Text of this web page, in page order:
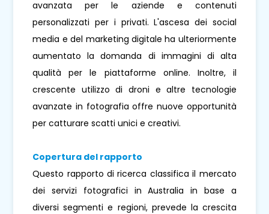
avanzata per le aziende e contenuti
personalizzati per i privati. L'ascesa dei social
media e del marketing digitale ha ulteriormente
aumentato la domanda di immagini di alta
qualità per le piattaforme online. Inoltre, il
crescente utilizzo di droni e altre tecnologie
avanzate in fotografia offre nuove opportunità
per catturare scatti unici e creativi.
Copertura del rapporto
Questo rapporto di ricerca classifica il mercato
dei servizi fotografici in Australia in base a
diversi segmenti e regioni, prevede la crescita